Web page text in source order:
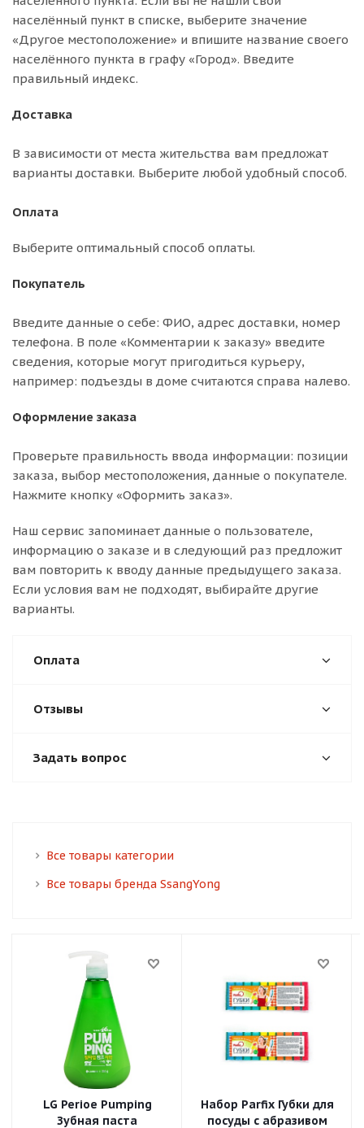
населённый пункт в списке, выберите значение
«Другое местоположение» и впишите название своего
населённого пункта в графу «Город». Введите
правильный индекс.
Доставка
В зависимости от места жительства вам предложат
варианты доставки. Выберите любой удобный способ.
Оплата
Выберите оптимальный способ оплаты.
Покупатель
Введите данные о себе: ФИО, адрес доставки, номер
телефона. В поле «Комментарии к заказу» введите
сведения, которые могут пригодиться курьеру,
например: подъезды в доме считаются справа налево.
Оформление заказа
Проверьте правильность ввода информации: позиции
заказа, выбор местоположения, данные о покупателе.
Нажмите кнопку «Оформить заказ».
Наш сервис запоминает данные о пользователе,
информацию о заказе и в следующий раз предложит
вам повторить к вводу данные предыдущего заказа.
Если условия вам не подходят, выбирайте другие
варианты.
Оплата
Отзывы
Задать вопрос
Все товары категории
Все товары бренда SsangYong
LG Perioe Pumping
Зубная паста
Набор Parfix Губки для
посуды с абразивом